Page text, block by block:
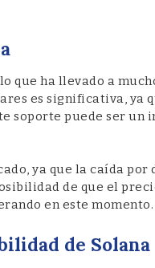
que ha llevado a
es significativa, ya
soporte puede ser un
ya que la caída por
de que el
en este momento.
de Solana